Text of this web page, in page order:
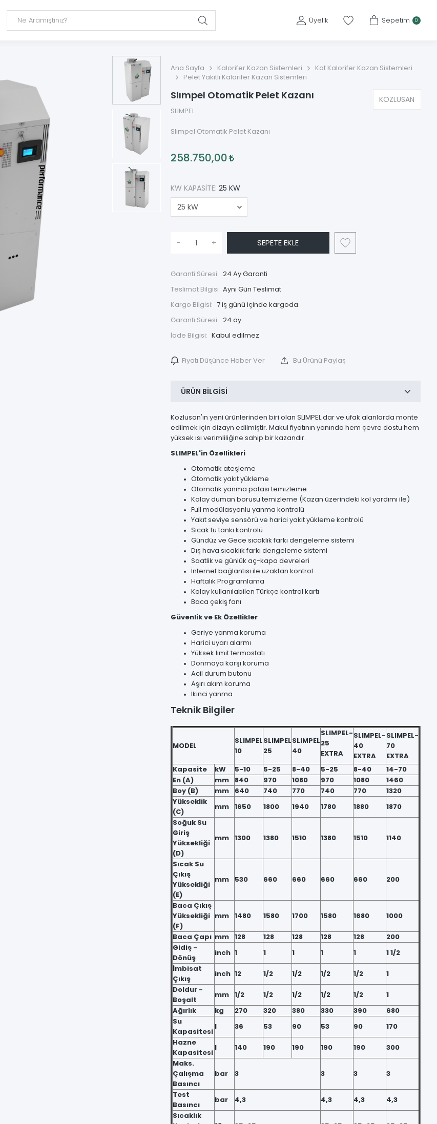
Üyelik Sepetim 0
Ana Sayfa Kalorifer Kazan Sistemleri
Kat Kalorifer Kazan Sistemleri
Pelet Yakıtlı Kalorifer Kazan Sistemleri
Slımpel Otomatik Pelet Kazanı
SLIMPEL
KOZLUSAN
Slımpel Otomatik Pelet Kazanı
258.750,00
KW KAPASITE: 25 KW
- + SEPETE EKLE
Garanti Süresi: 24 Ay Garanti
Teslimat Bilgisi Aynı Gün Teslimat
Kargo Bilgisi: 7 iş günü içinde kargoda
Garanti Süresi: 24 ay
İade Bilgisi:
Fiyatı Düşünce Haber Ver Bu Ürünü Paylaş
ÜRÜN BILGISI
Kozlusan'ın yeni ürünlerinden biri olan SLIMPEL dar ve ufak alanlarda monte
edilmek için dizayn edilmiştir. Makul fiyatının yanında hem çevre dostu hem
yüksek ısı verimliliğine sahip bir kazandır.
SLIMPEL'in Özellikleri
Otomatik ateşleme
Otomatik yakıt yükleme
Otomatik yanma potası temizleme
Kolay duman borusu temizleme (Kazan üzerindeki kol yardımı ile)
Full modülasyonlu yanma kontrolü
Yakıt seviye sensörü ve harici yakıt yükleme kontrolü
Sıcak tu tankı kontrolü
Gündüz ve Gece sıcaklık farkı dengeleme sistemi
Dış hava sıcaklık farkı dengeleme sistemi
Saatlik ve günlük aç-kapa devreleri
İnternet bağlantısı ile uzaktan kontrol
Haftalık Programlama
Kolay kullanılabilen Türkçe kontrol kartı
Baca çekiş fanı
Güvenlik ve Ek Özellikler
Geriye yanma koruma
Harici uyarı alarmı
Yüksek limit termostatı
Donmaya karşı koruma
Acil durum butonu
Aşırı akım koruma
İkinci yanma
Teknik Bilgiler
MODEL
SLIMPEL
10
SLIMPEL
25
SLIMPEL
40
SLIMPEL-
25
EXTRA
SLIMPEL-
40
EXTRA
SLIMPEL-
70
EXTRA
Kapasite
kW 5-10 5-25 8-40 5-25 8-40
14-70
En (A)
mm 840 970 1080 970 1080
1460
Boy (B)
mm 640 740 770 740 770
1320
Yükseklik
(C)
mm 1650 1800 1940 1780 1880 1870
Soğuk Su
Giriş
Yüksekliği
(D)
mm 1300 1380 1510 1380 1510 1140
Sıcak Su
Çıkış
Yüksekliği
(E)
mm 530 660 660 660 660 200
Baca Çıkış
Yüksekliği
(F)
mm 1480 1580 1700 1580 1680 1000
Baca Çapı mm 128 128 128 128 128
200
Gidiş -
Dönüş
inch 1 1 1 1 1 1 1/2
İmbisat
Çıkış
inch 12 1/2 1/2 1/2 1/2 1
Doldur -
Boşalt
mm 1/2 1/2 1/2 1/2 1/2 1
Ağırlık kg 270 320 380 330 390
680
Su
Kapasitesi
l 36 53 90 53 90 170
Hazne
Kapasitesi
l 140 190 190 190 190 300
Maks.
Çalışma
Basıncı
bar 3 3 3 3
Test
Basıncı
bar 4,3 4,3 4,3 4,3
Sıcaklık